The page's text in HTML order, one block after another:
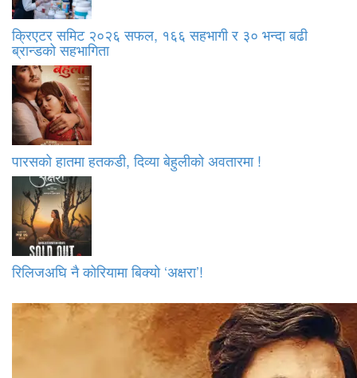
क्रिएटर समिट २०२६ सफल, १६६ सहभागी र ३० भन्दा बढी
ब्रान्डको सहभागिता
पारसको हातमा हतकडी, दिव्या बेहुलीको अवतारमा !
रिलिजअघि नै कोरियामा बिक्यो ‘अक्षरा’!